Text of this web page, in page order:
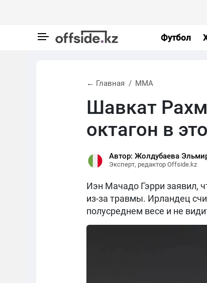
Футбол
← Главная MMA
Шавкат
октагон в
Автор: Жолдубаева
Эксперт, редактор Offside.kz
Иэн Мачадо Гэрри заявил,
из-за травмы. Ирландец
полусреднем весе и не